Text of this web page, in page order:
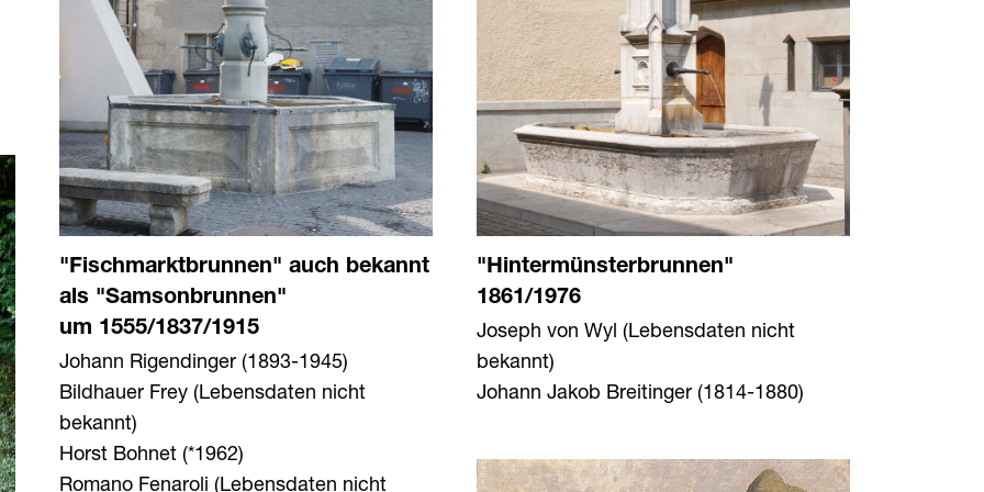
"Fischmarktbrunnen" auch bekannt
als "Samsonbrunnen"
um 1555/1837/1915
Johann Rigendinger (1893-1945)
Bildhauer Frey (Lebensdaten nicht
bekannt)
Horst Bohnet (*1962)
Romano Fenaroli (Lebensdaten nicht
"Hintermünsterbrunnen"
1861/1976
Joseph von Wyl (Lebensdaten nicht
bekannt)
Johann Jakob Breitinger (1814-1880)